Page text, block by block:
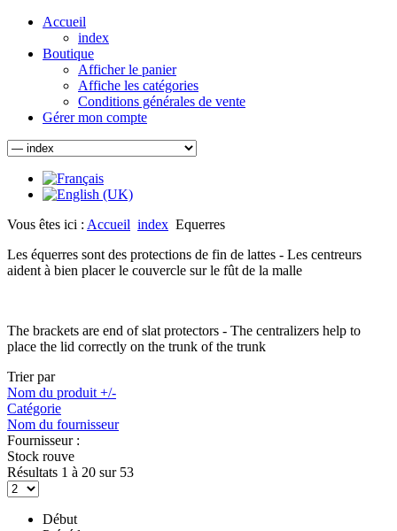
Accueil
index
Boutique
Afficher le panier
Affiche les catégories
Conditions générales de vente
Gérer mon compte
Vous êtes ici : Accueil index Equerres
Les équerres sont des protections de fin de lattes - Les centreurs
aident à bien placer le couvercle sur le fût de la malle
The brackets are end of slat protectors - The centralizers help to
place the lid correctly on the trunk of the trunk
Trier par
Nom du produit +/-
Catégorie
Nom du fournisseur
Fournisseur :
Stock rouve
Résultats 1 à 20 sur 53
Début